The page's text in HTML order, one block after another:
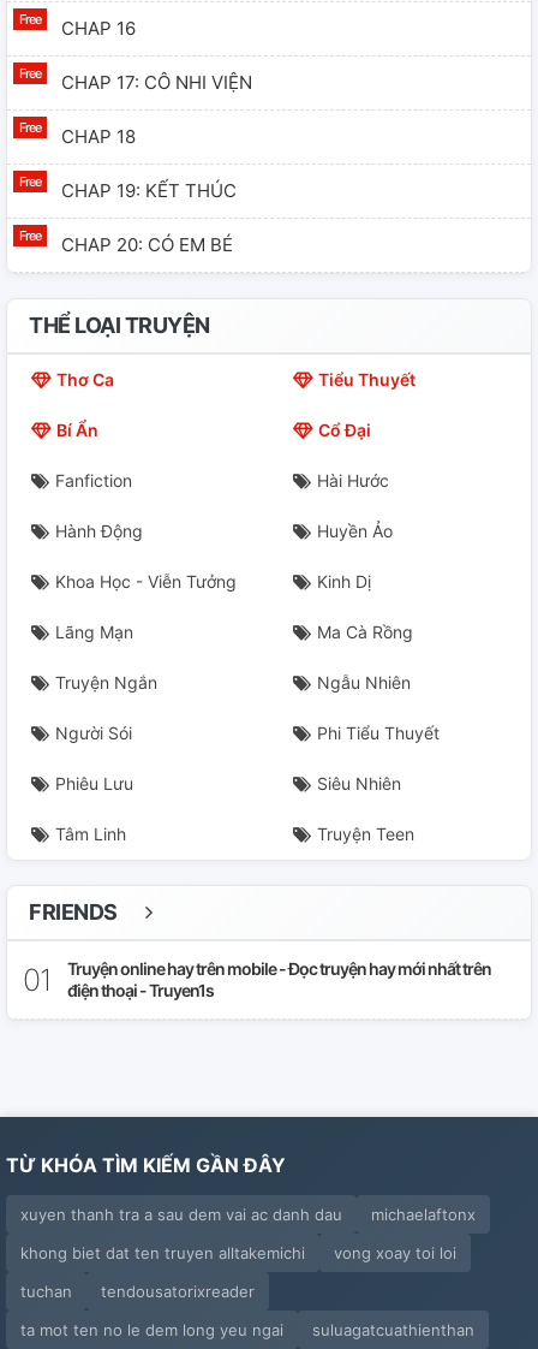
CHAP 16
CHAP 17: CÔ NHI VIỆN
CHAP 18
CHAP 19: KẾT THÚC
CHAP 20: CÓ EM BÉ
CHAP 21
CHAP 22: PHUKET
THỂ LOẠI TRUYỆN
Thơ Ca Tiểu Thuyết
Bí Ẩn Cổ Đại
Fanfiction Hài Hước
Hành Động Huyền Ảo
Khoa Học - Viễn Tưởng Kinh Dị
Lãng Mạn Ma Cà Rồng
Truyện Ngắn Ngẫu Nhiên
Người Sói Phi Tiểu Thuyết
Phiêu Lưu Siêu Nhiên
Tâm Linh Truyện Teen
FRIENDS
Truyện online hay trên mobile - Đọc truyện hay mới nhất trên
điện thoại - Truyen1s
TỪ KHÓA TÌM KIẾM GẦN ĐÂY
xuyen thanh tra a sau dem vai ac danh dau
michaelaftonx
khong biet dat ten truyen alltakemichi
vong xoay toi loi
tuchan
tendousatorixreader
ta mot ten no le dem long yeu ngai
suluagatcuathienthan